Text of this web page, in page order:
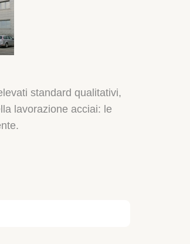
standard qualitativi,
lavorazione acciai: le